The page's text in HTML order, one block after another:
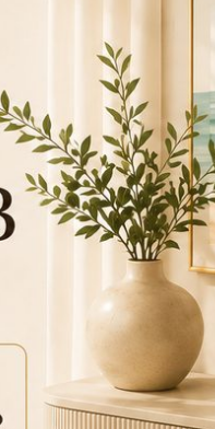
UND